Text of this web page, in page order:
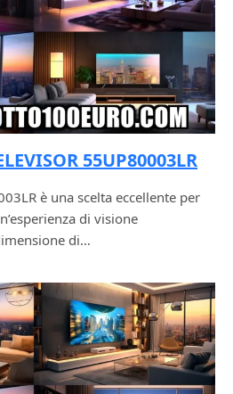
55UP80003LR
è una scelta eccellente per
di visione
di…